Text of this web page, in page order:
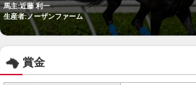
馬主:近藤 利一
生産者:ノーザンファーム
賞金